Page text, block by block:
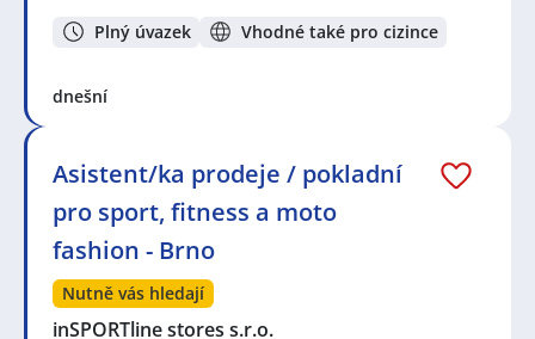
Plný úvazek Vhodné také pro cizince
dnešní
Asistent/ka prodeje / pokladní
pro sport, fitness a moto
fashion - Brno
Nutně vás hledají
inSPORTline stores s.r.o.